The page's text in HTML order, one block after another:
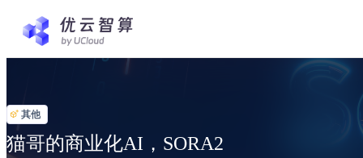
其他
猫哥的商业化AI，SORA2